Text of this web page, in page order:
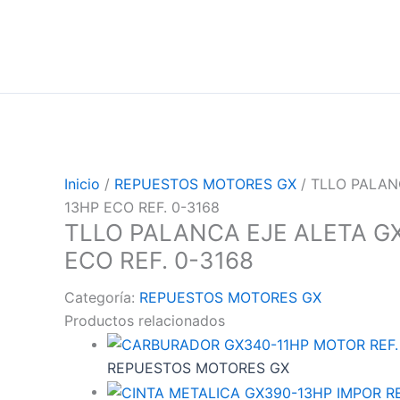
Inicio / REPUESTOS MOTORES GX / TLLO
13HP ECO REF. 0-3168
TLLO PALANCA EJE ALETA
ECO REF. 0-3168
Categoría: REPUESTOS MOTORES GX
Productos relacionados
REPUESTOS MOTORES GX